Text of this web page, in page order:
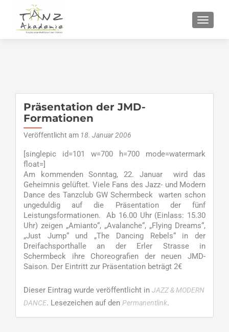
Präsentation der JMD-
Formationen
Veröffentlicht am 18. Januar 2006
[singlepic id=101 w=700 h=700 mode=watermark
float=]
Am kommenden Sonntag, 22. Januar wird das
Geheimnis gelüftet. Viele Fans des Jazz- und Modern
Dance des Tanzclub GW Schermbeck warten schon
ungeduldig auf die Präsentation der fünf
Leistungsformationen. Ab 16.00 Uhr (Einlass: 15.30
Uhr) zeigen „Amianto“, „Avalanche“, „Flying Dreams“,
„Just Jump“ und „The Dancing Rebels“ in der
Dreifachsporthalle an der Erler Strasse in
Schermbeck ihre Choreografien der neuen JMD-
Saison. Der Eintritt zur Präsentation beträgt 2€
Dieser Eintrag wurde veröffentlicht in JAZZ & MODERN
DANCE. Lesezeichen auf den Permanentlink.